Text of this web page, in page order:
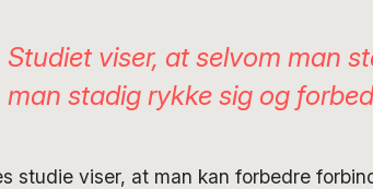
Studiet viser, at selvom man
man stadig rykke sig og
studie viser, at man kan forbedre